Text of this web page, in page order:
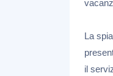
La
il